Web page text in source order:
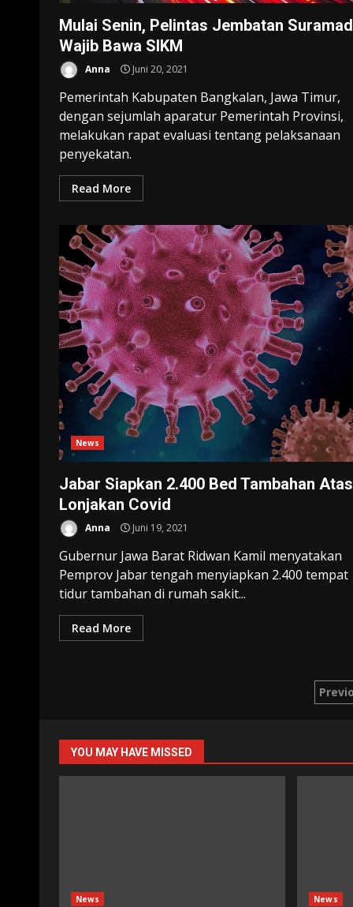
Mulai Senin, Pelintas Jembatan
Wajib Bawa SIKM
Anna Juni 20, 2021
Pemerintah Kabupaten Bangkalan, Jawa Timur,
dengan sejumlah aparatur Pemerintah Provinsi,
melakukan rapat evaluasi tentang pelaksanaan
penyekatan.
Read More
News
Jabar Siapkan 2.400 Bed Tambahan
Lonjakan Covid
Anna Juni 19, 2021
Gubernur Jawa Barat Ridwan Kamil menyatakan
Pemprov Jabar tengah menyiapkan 2.400 tempat
tidur tambahan di rumah sakit...
Read More
YOU MAY HAVE MISSED
News News